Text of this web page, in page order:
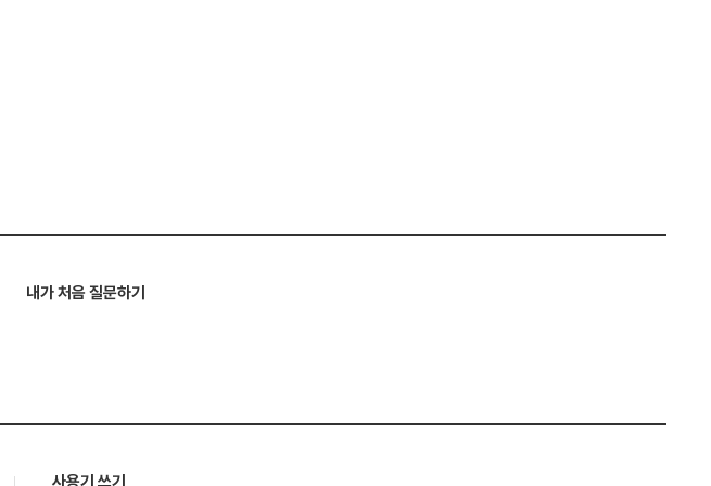
내가 처음 질문하기
사용기 쓰기